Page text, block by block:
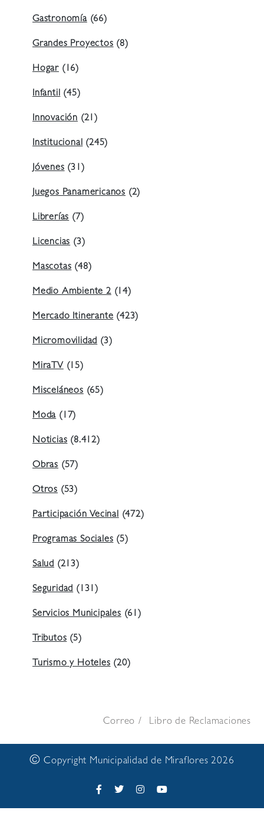
Gastronomía(66)
Grandes Proyectos (8)
Hogar (16)
Infantil (45)
Innovación (21)
Institucional (245)
Jóvenes (31)
Juegos Panamericanos (2)
Librerías (7)
Licencias (3)
Mascotas (48)
Medio Ambiente 2(14)
Mercado Itinerante (423)
Micromovilidad (3)
MiraTV (15)
Misceláneos (65)
Moda (17)
Noticias (8.412)
Obras (57)
Otros (53)
Participación Vecinal (472)
Programas Sociales (5)
Salud (213)
Seguridad (131)
Servicios Municipales (61)
Tributos (5)
Turismo y Hoteles (20)
Correo Libro de Reclamaciones
© Copyright Municipalidad de Miraflores 2026